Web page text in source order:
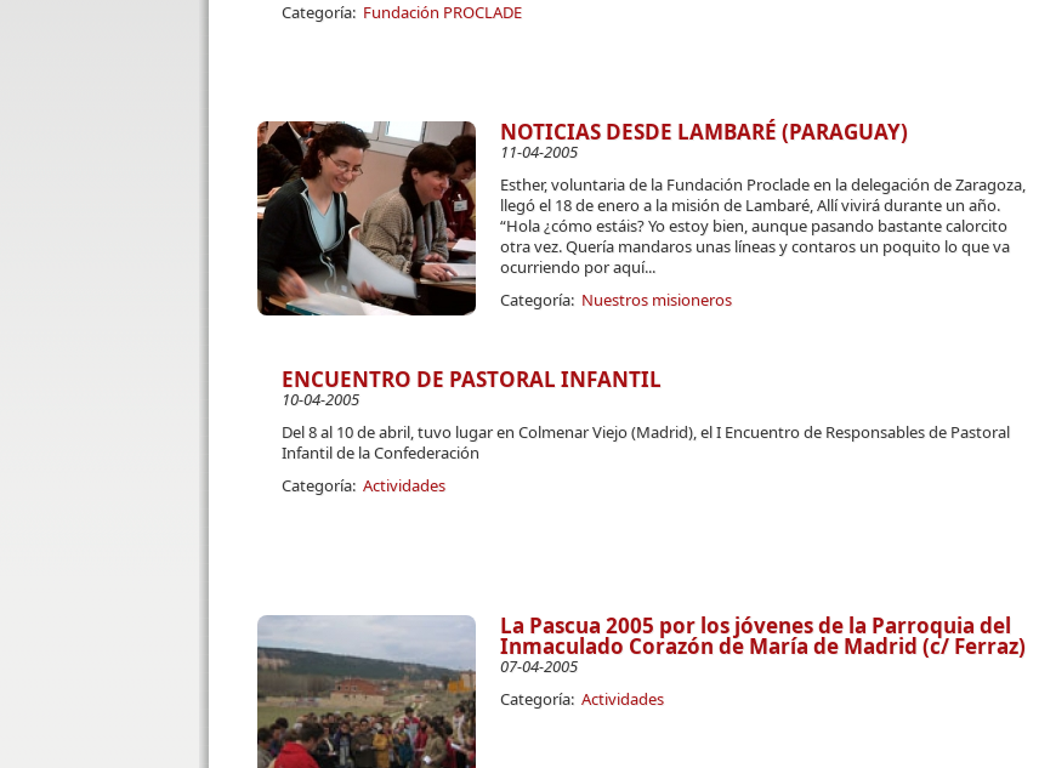
Categoría: Fundación PROCLADE
NOTICIAS DESDE LAMBARÉ (PARAGUAY)
11-04-2005
Esther, voluntaria de la Fundación Proclade en la delegación de Zaragoza,
llegó el 18 de enero a la misión de Lambaré, Allí vivirá durante un año.
“Hola ¿cómo estáis? Yo estoy bien, aunque pasando bastante calorcito
otra vez. Quería mandaros unas líneas y contaros un poquito lo que va
ocurriendo por aquí...
Categoría: Nuestros misioneros
ENCUENTRO DE PASTORAL INFANTIL
10-04-2005
Del 8 al 10 de abril, tuvo lugar en Colmenar Viejo (Madrid), el I Encuentro de Responsables de Pastoral
Infantil de la Confederación
Categoría: Actividades
La Pascua 2005 por los jóvenes de la Parroquia del
Inmaculado Corazón de María de Madrid (c/ Ferraz)
07-04-2005
Categoría: Actividades